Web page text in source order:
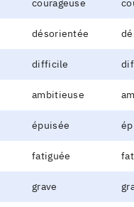
courageuse
désorientée
difficile
ambitieuse
épuisée
fatiguée
grave